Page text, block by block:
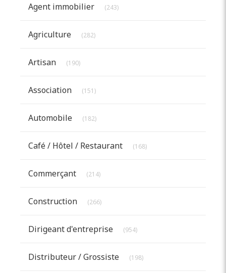
Agent immobilier (243)
Agriculture (282)
Artisan (190)
Association (151)
Automobile (182)
Café / Hôtel / Restaurant (168)
Commerçant (214)
Construction (266)
Dirigeant d'entreprise (954)
Distributeur / Grossiste (198)